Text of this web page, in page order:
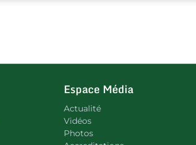
Espace Média
Actualité
Vidéos
Photos